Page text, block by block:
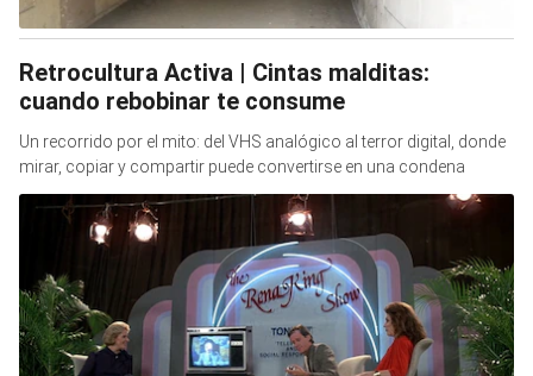
Retrocultura Activa | Cintas malditas:
cuando rebobinar te consume
Un recorrido por el mito: del VHS analógico al terror digital, donde
mirar, copiar y compartir puede convertirse en una condena